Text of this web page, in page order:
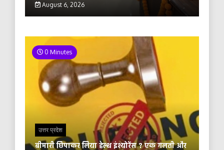
August 6, 2026
0 Minutes
उत्तर प्रदेश
बीमारी छिपाकर लिया हेल्थ इंश्योरेंस ? एक गलती और